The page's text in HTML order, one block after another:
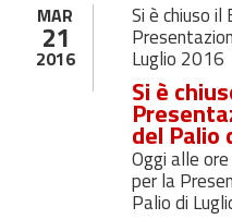
MAR
21
2016
Si è chiuso
Luglio 2016
Si è
del Palio
Oggi alle
per la
Palio di